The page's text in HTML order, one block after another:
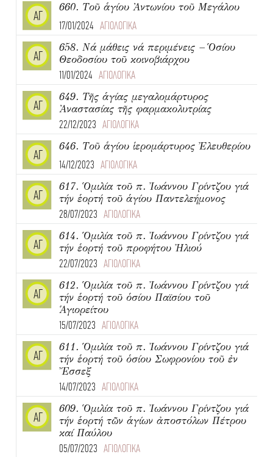
ΑΓ
660. Τοῦ ἁγίου Ἀντωνίου τοῦ Μεγάλου
17/01/2024 ΑΓΙΟΛΟΓΙΚΑ
ΑΓ
658. Νά μάθεις νά περιμένεις – Ὁσίου
Θεοδοσίου τοῦ κοινοβιάρχου
11/01/2024 ΑΓΙΟΛΟΓΙΚΑ
ΑΓ
649. Τῆς ἁγίας μεγαλομάρτυρος
Ἀναστασίας τῆς φαρμακολυτρίας
22/12/2023 ΑΓΙΟΛΟΓΙΚΑ
ΑΓ
646. Τοῦ ἁγίου ἱερομάρτυρος Ἐλευθερίου
14/12/2023 ΑΓΙΟΛΟΓΙΚΑ
ΑΓ
617. Ὁμιλία τοῦ π. Ἰωάννου Γρίντζου γιά
τήν ἑορτή τοῦ ἁγίου Παντελεήμονος
28/07/2023 ΑΓΙΟΛΟΓΙΚΑ
ΑΓ
614. Ὁμιλία τοῦ π. Ἰωάννου Γρίντζου γιά
τήν ἑορτή τοῦ προφήτου Ἠλιού
22/07/2023 ΑΓΙΟΛΟΓΙΚΑ
ΑΓ
612. Ὁμιλία τοῦ π. Ἰωάννου Γρίντζου γιά
τήν ἑορτή τοῦ ὁσίου Παϊσίου τοῦ
Ἁγιορείτου
15/07/2023 ΑΓΙΟΛΟΓΙΚΑ
ΑΓ
611. Ὁμιλία τοῦ π. Ἰωάννου Γρίντζου γιά
τήν ἑορτή τοῦ ὁσίου Σωφρονίου τοῦ ἐν
Ἔσσεξ
14/07/2023 ΑΓΙΟΛΟΓΙΚΑ
ΑΓ
609. Ὁμιλία τοῦ π. Ἰωάννου Γρίντζου γιά
τήν ἑορτή τῶν ἁγίων ἀποστόλων Πέτρου
καί Παύλου
05/07/2023 ΑΓΙΟΛΟΓΙΚΑ